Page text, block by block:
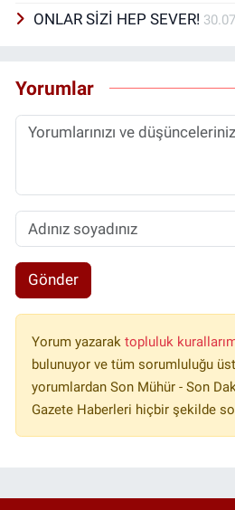
ONLAR SİZİ HEP SEVER!
Yorumlar
Gönder
Yorum yazarak topluluk
bulunuyor ve tüm sorumluluğu
yorumlardan Son Mühür - Son
Gazete Haberleri hiçbir şekilde